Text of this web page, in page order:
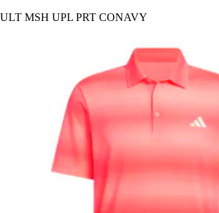
ULT MSH UPL PRT CONAVY